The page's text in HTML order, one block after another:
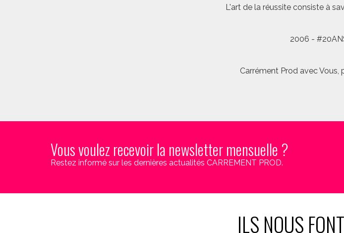
L'art de la réussite consiste à
2006 -
Carrément Prod avec Vous,
Vous voulez recevoir la newsletter mensuelle ?
Restez informé sur les dernières actualités CARREMENT PROD.
ILS NOUS